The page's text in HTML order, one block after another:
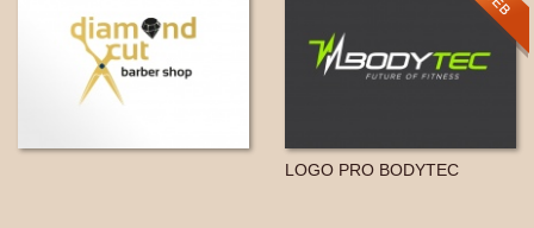
LOGO PRO BODYTEC